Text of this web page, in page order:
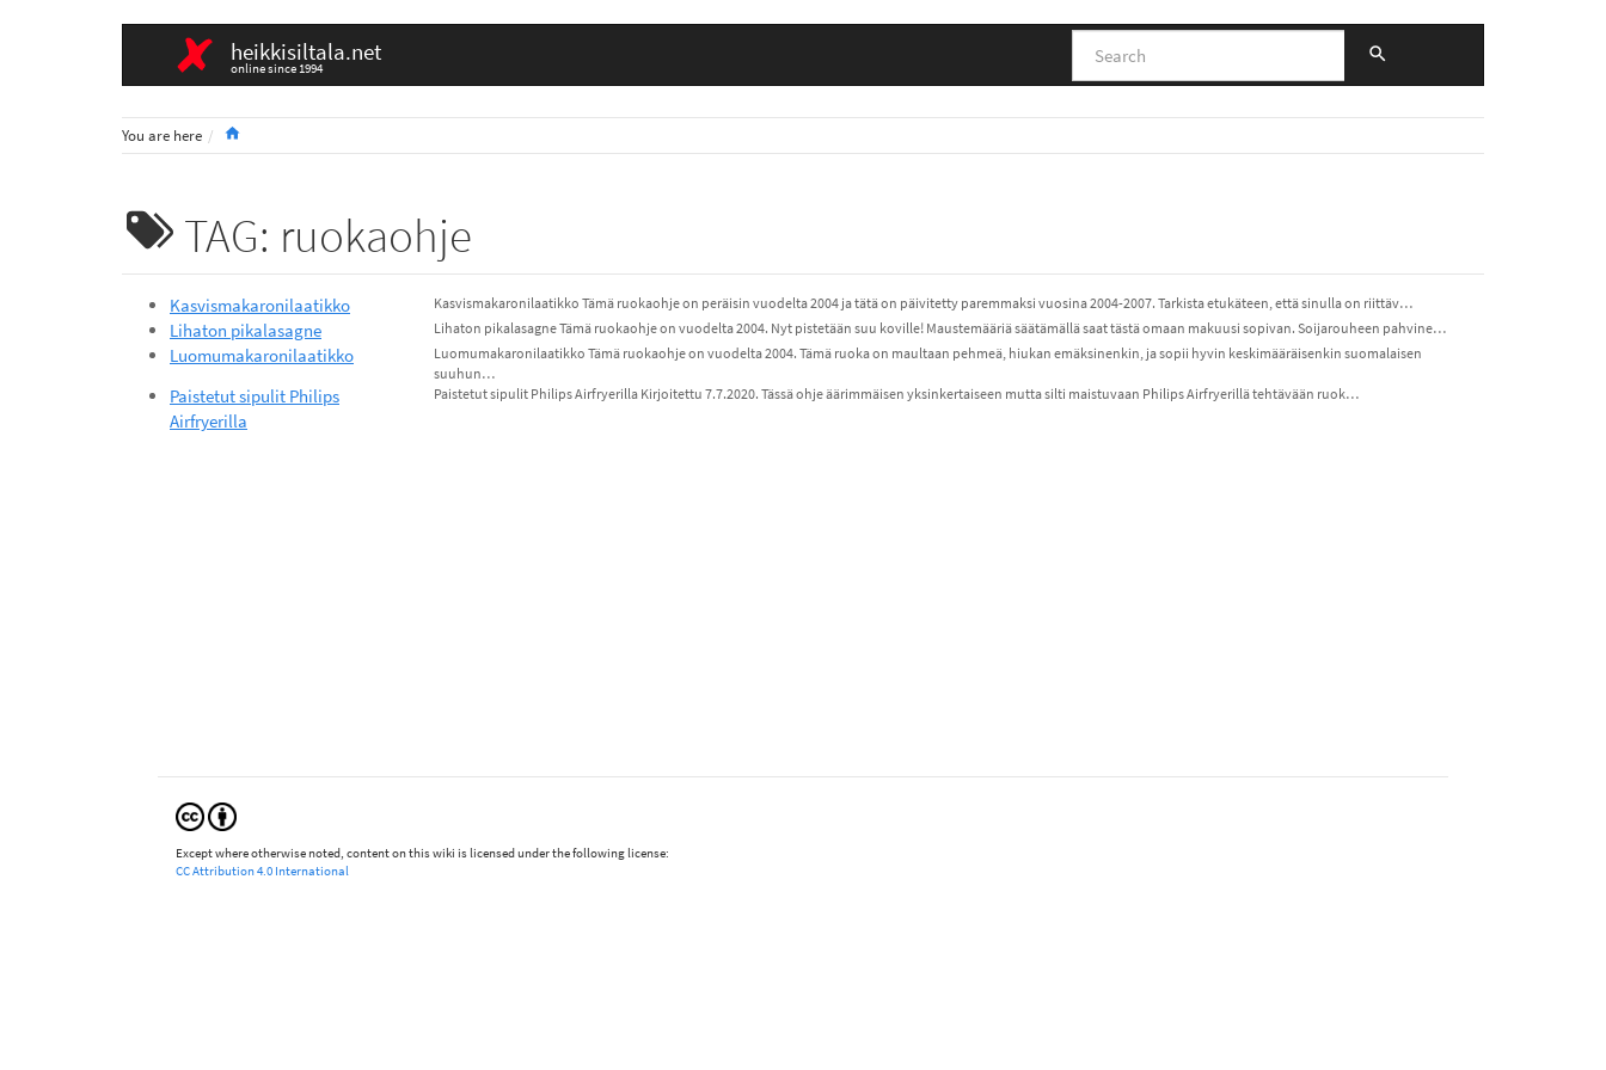
heikkisiltala.net
online since 1994
You are here
TAG: ruokaohje
Kasvismakaronilaatikko Kasvismakaronilaatikko Tämä ruokaohje on peräisin vuodelta 2004 ja tätä on päivitetty paremmaksi vuosina 2004-2007. Tarkista etukäteen, että sinulla on riittäv…
Lihaton pikalasagne Lihaton pikalasagne Tämä ruokaohje on vuodelta 2004. Nyt pistetään suu koville! Maustemääriä säätämällä saat tästä omaan makuusi sopivan. Soijarouheen pahvine…
Luomumakaronilaatikko
Luomumakaronilaatikko Tämä ruokaohje on vuodelta 2004. Tämä ruoka on maultaan pehmeä, hiukan emäksinenkin, ja sopii hyvin keskimääräisenkin suomalaisen
suuhun…
Paistetut sipulit Philips
Airfryerilla
Paistetut sipulit Philips Airfryerilla Kirjoitettu 7.7.2020. Tässä ohje äärimmäisen yksinkertaiseen mutta silti maistuvaan Philips Airfryerillä tehtävään ruok…
Except where otherwise noted, content on this wiki is licensed under the following license:
CC Attribution 4.0 International